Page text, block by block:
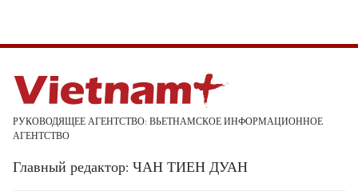
РУКОВОДЯЩЕЕ АГЕНТСТВО: ВЬЕТНАМСКОЕ ИНФОРМАЦИОННОЕ
АГЕНТСТВО
Главный редактор: ЧАН ТИЕН ДУАН